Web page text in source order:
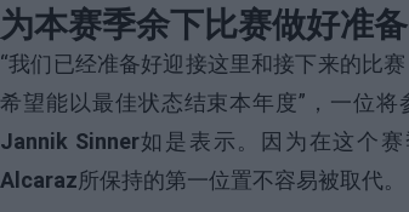
为本赛季余下比赛做好准备
“我们已经准备好迎接这里和接下来的比
希望能以最佳状态结束本年度”，一位将
Jannik Sinner如是表示。因为在这个
Alcaraz所保持的第一位置不容易被取代。